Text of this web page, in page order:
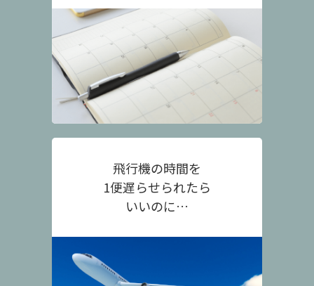
飛行機の時間を
1便遅らせられたら
いいのに…